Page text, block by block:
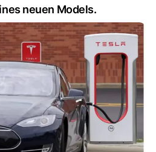
neuen Models.